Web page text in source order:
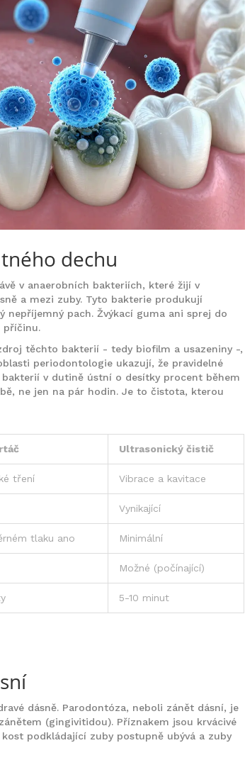
dechu
v anaerobních bakteriích, které žijí v
a mezi zuby. Tyto bakterie produkují
pach. Žvýkací guma ani sprej do
příčinu.
těchto bakterií - tedy biofilm a usazeniny -,
periodontologie ukazují, že pravidelné
v dutině ústní o desítky procent během
ne jen na pár hodin. Je to čistota, kterou
Ultrasonický čistič
tření Vibrace a kavitace
Vynikající
tlaku ano Minimální
Možné (počínající)
5-10 minut
dásně. Parodontóza, neboli zánět dásní, je
(gingivitidou). Příznakem jsou krvácivé
podkládající zuby postupně ubývá a zuby